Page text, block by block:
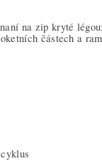
na zip kryté
částech a